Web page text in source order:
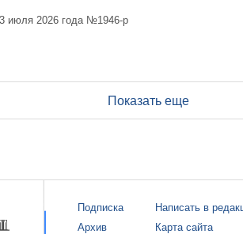
июля 2026 года №1946-р
Показать еще
Подписка
Архив
Написать в
Карта сайта